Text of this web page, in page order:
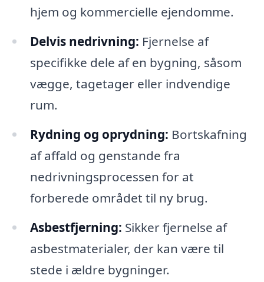
hjem og kommercielle ejendomme.
Delvis nedrivning: Fjernelse af
specifikke dele af en bygning, såsom
vægge, tagetager eller indvendige
rum.
Rydning og oprydning: Bortskafning
af affald og genstande fra
nedrivningsprocessen for at
forberede området til ny brug.
Asbestfjerning: Sikker fjernelse af
asbestmaterialer, der kan være til
stede i ældre bygninger.